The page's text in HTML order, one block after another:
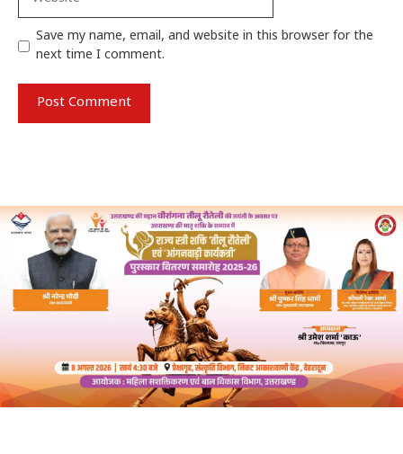
Save my name, email, and website in this browser for the
next time I comment.